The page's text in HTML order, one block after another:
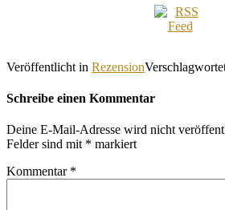
Veröffentlicht in Rezension
Schreibe einen Kommentar
Deine E-Mail-Adresse wird nicht
Felder sind mit * markiert
Kommentar *